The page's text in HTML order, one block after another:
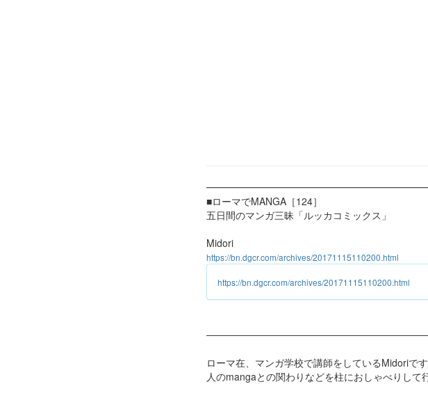
■ローマでMANGA［124］
五日間のマンガ三昧「ルッカコミックス」
Midori
https://bn.dgcr.com/archives/20171115110200.html
https://bn.dgcr.com/archives/20171115110200.html
ローマ在、マンガ学校で講師をしているMidoriで
人のmangaとの関わりなどを柱におしゃべりして